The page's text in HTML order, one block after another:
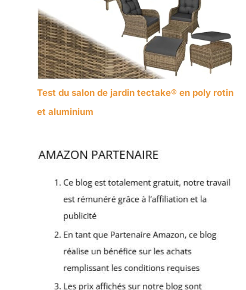
Test du salon de jardin tectake® en poly rotin
et aluminium